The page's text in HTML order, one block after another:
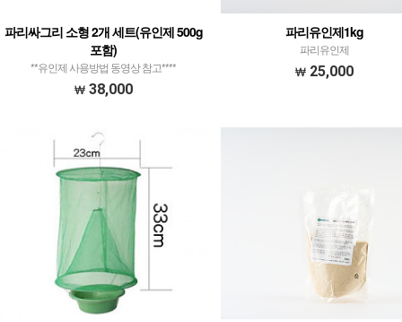
파리싸그리 소형 2개 세트(유인제 500g
포함)
**유인제 사용방법 동영상 참고****
38,000
파리유인제1kg
파리유인제
25,000